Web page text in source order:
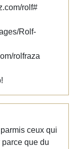
rolf#
Rolf-
rolfraza
ceux qui
que du